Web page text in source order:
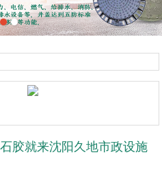
胶就来沈阳久地市政设施